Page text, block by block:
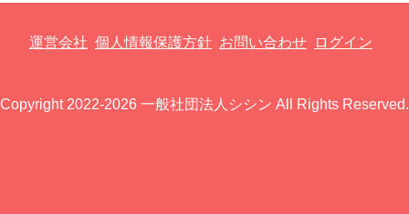
運営会社 個人情報保護方針 お問い合わせ ログイン
Copyright 2022-2026 一般社団法人シシン All Rights Reserved.